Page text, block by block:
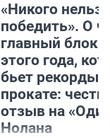
«Никого нельзя
победить». О
главный
этого года,
бьет рекорды в
прокате:
отзыв на
Нолана